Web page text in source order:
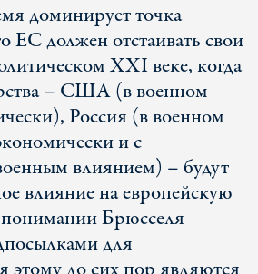
доминирует точка
ЕС должен отстаивать свои
ХХІ веке, когда
– США (в военном
Россия (в военном
и с
влиянием) – будут
влияние на европейскую
понимании Брюсселя
для